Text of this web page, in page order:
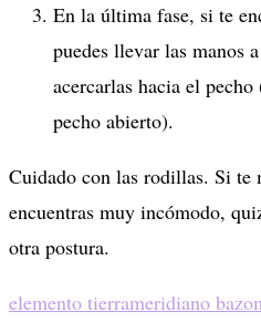
En la última fase, si te
puedes llevar las manos
acercarlas hacia el
pecho abierto).
Cuidado con las rodillas. Si te
encuentras muy incómodo,
otra postura.
elemento tierrameridiano bazo